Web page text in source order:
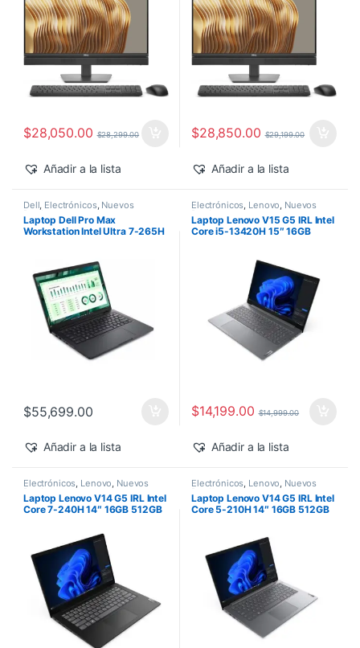
$28,050.00 $28,299.00
Añadir a la lista
$28,850.00 $29,199.00
Añadir a la lista
Dell, Electrónicos, Nuevos
Productos
Laptop Dell Pro Max
Workstation Intel Ultra 7-265H
$55,699.00
Añadir a la lista
Electrónicos, Lenovo, Nuevos
Productos
Laptop Lenovo V15 G5 IRL Intel
Core i5-13420H 15″ 16GB
$14,199.00 $14,999.00
Añadir a la lista
Electrónicos Lenovo Nuevos
Laptop Lenovo V14 G5 IRL Intel
Core 7-240H 14″ 16GB 512GB
Electrónicos Lenovo Nuevos
Laptop Lenovo V14 G5 IRL Intel
Core 5-210H 14″ 16GB 512GB